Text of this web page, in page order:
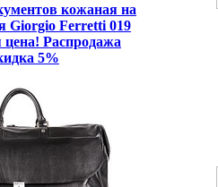
кожаная на
Giorgio Ferretti 019
Распродажа
5%